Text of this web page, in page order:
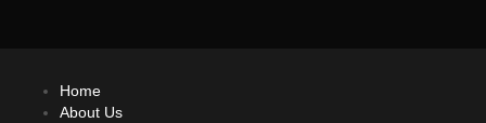
Home
About Us